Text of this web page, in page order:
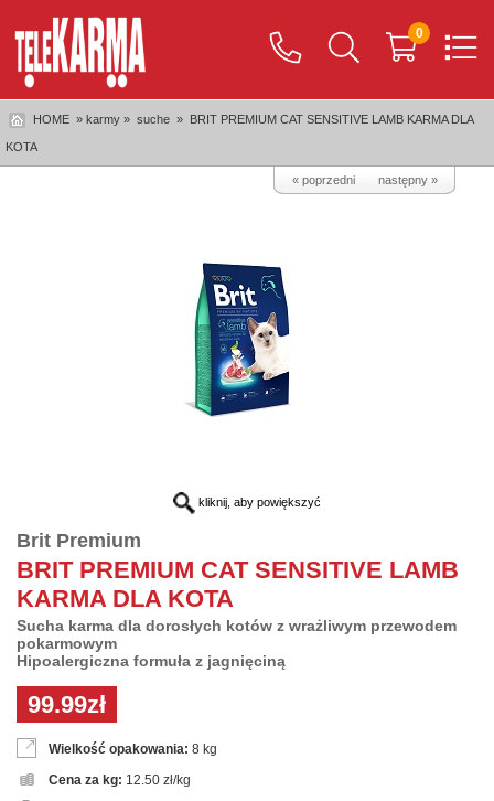
0
HOME » karmy » suche » BRIT PREMIUM CAT SENSITIVE LAMB KARMA DLA
KOTA
« poprzedni następny »
kliknij, aby powiększyć
Brit Premium
BRIT PREMIUM CAT SENSITIVE LAMB
KARMA DLA KOTA
Sucha karma dla dorosłych kotów z wrażliwym przewodem
pokarmowym
Hipoalergiczna formuła z jagnięciną
99.99zł
Wielkość opakowania: 8 kg
Cena za kg: 12.50 zł/kg